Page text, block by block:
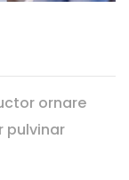
ornare
pulvinar